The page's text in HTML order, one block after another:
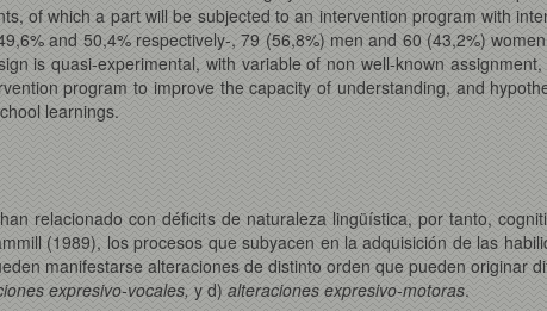
of which a part will be subjected to an intervention program with
and 50,4% respectively-, 79 (56,8%) men and 60 (43,2%)
is quasi-experimental, with variable of non well-known
program to improve the capacity of understanding, and
learnings.
relacionado con déficits de naturaleza lingüística, por tanto,
(1989), los procesos que subyacen en la adquisición de las
manifestarse alteraciones de distinto orden que pueden originar
expresivo-vocales, y d) alteraciones expresivo-motoras.